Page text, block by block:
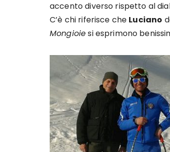
accento diverso rispetto al
C’è chi riferisce che Luciano
Mongioiesi esprimono